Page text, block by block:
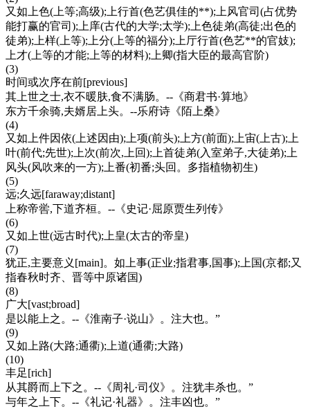
又如上色(上等;高级);上行首(色艺俱佳的**);上风官司(占优势
能打赢的官司);上庠(古代的大学;太学);上色徒弟(高徒;出色的
徒弟);上样(上等);上分(上等的福分);上厅行首(色艺**的官妓);
上才(上等的才能;上等的材料);上卿(指大臣的最高官阶)
(3)
时间或次序在前[previous]
其上世之士,衣不暖肤,食不满肠。--《商君书·算地》
东方千余骑,夫婿居上头。--乐府诗《陌上桑》
(4)
又如上件因依(上述因由);上项(前头);上方(前面);上宙(上古);上
叶(前代;先世);上次(前次,上回);上首徒弟(入室弟子,大徒弟);上
风头(风吹来的一方);上番(初番;头回。多指植物初生)
(5)
远;久远[faraway;distant]
上称帝喾,下道齐桓。--《史记·屈原贾生列传》
(6)
又如上世(远古时代);上皇(太古的帝皇)
(7)
犹正,主要意义[main]。如上事(正业;指君事,国事);上国(京都;又
指春秋时齐、晋等中原诸国)
(8)
广大[vast;broad]
是以能上之。--《淮南子·说山》。注大也。”
(9)
又如上路(大路;通衢);上道(通衢;大路)
(10)
丰足[rich]
从其爵而上下之。--《周礼·司仪》。注犹丰杀也。”
与年之上下。--《礼记·礼器》。注丰凶也。”